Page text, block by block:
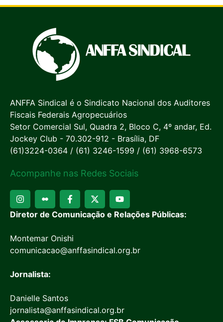
ANFFA Sindical é o Sindicato Nacional dos Auditores
Fiscais Federais Agropecuários
Setor Comercial Sul, Quadra 2, Bloco C, 4º andar, Ed.
Jockey Club - 70.302-912 - Brasília, DF
(61)3224-0364 / (61) 3246-1599 / (61) 3968-6573
Acompanhe nas Redes Sociais
Diretor de Comunicação e Relações Públicas:
Montemar Onishi
comunicacao@anffasindical.org.br
Jornalista:
Danielle Santos
jornalista@anffasindical.org.br